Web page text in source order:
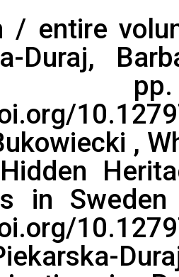
/ entire
Duraj,
,
in